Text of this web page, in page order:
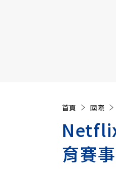
首頁 國際
育賽